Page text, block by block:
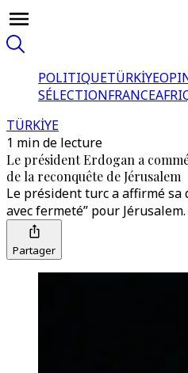
POLITIQUETÜRKİYE
SÉLECTIONFRANCE
TÜRKİYE
1 min de lecture
Le président Erdogan a
de la reconquête de Jérusalem
Le président turc a affirmé
avec fermeté” pour Jérusalem.
Partager